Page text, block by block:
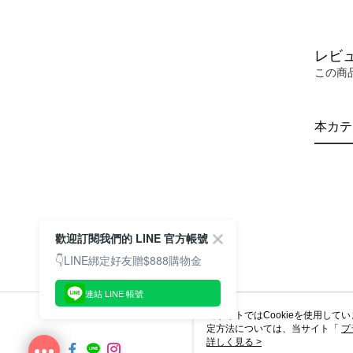
レビ
この商
本カ
当サイトではCookieを使用して
定方法については、当サイト「 プ
き使用される場合、当社がサイ
詳しく見る >
歡迎訂閱我們的 LINE 官方帳號
👇LINE綁定好友贈$888購物金
連結 LINE 帳號